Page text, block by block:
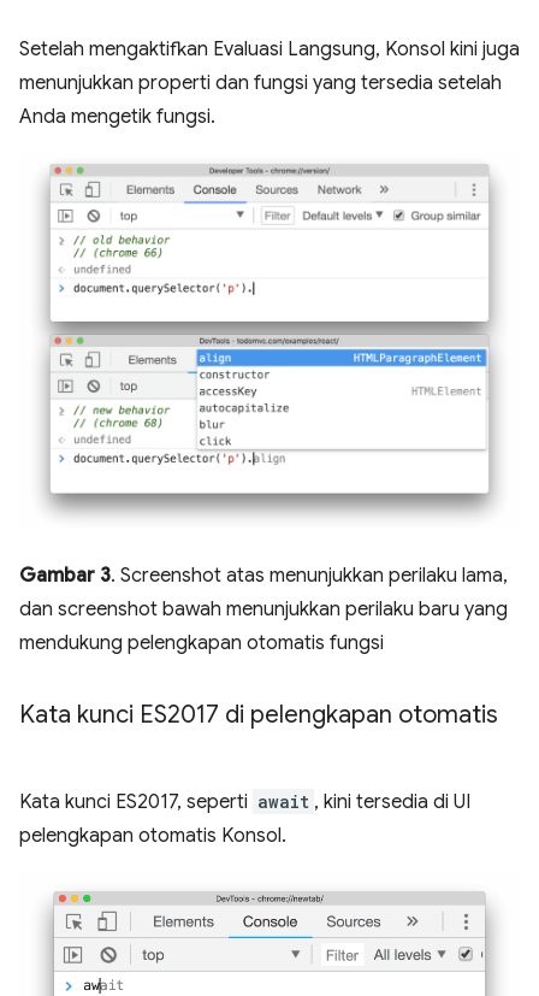
Setelah mengaktifkan Evaluasi Langsung, Konsol kini juga
menunjukkan properti dan fungsi yang tersedia setelah
Anda mengetik fungsi.
Gambar 3. Screenshot atas menunjukkan perilaku lama,
dan screenshot bawah menunjukkan perilaku baru yang
mendukung pelengkapan otomatis fungsi
Kata kunci ES2017 di pelengkapan otomatis
Kata kunci ES2017, seperti await , kini tersedia di UI
pelengkapan otomatis Konsol.